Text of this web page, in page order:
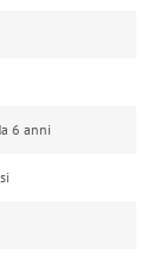
6 anni